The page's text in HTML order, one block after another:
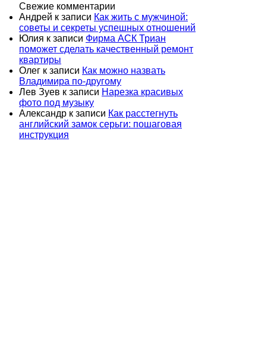
Свежие комментарии
Андрей к записи Как жить с мужчиной:
советы и секреты успешных отношений
Юлия к записи Фирма АСК Триан
поможет сделать качественный ремонт
квартиры
Олег к записи Как можно назвать
Владимира по-другому
Лев Зуев к записи Нарезка красивых
фото под музыку
Александр к записи Как расстегнуть
английский замок серьги: пошаговая
инструкция